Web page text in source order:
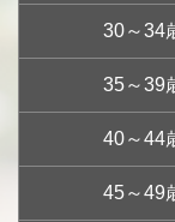
30～34
35～39
40～44
45～49